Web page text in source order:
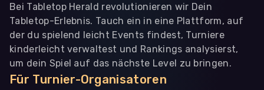
Bei Tabletop Herald revolutionieren wir Dein
Tabletop-Erlebnis. Tauch ein in eine Plattform, auf
der du spielend leicht Events findest, Turniere
kinderleicht verwaltest und Rankings analysierst,
um dein Spiel auf das nächste Level zu bringen.
Für Turnier-Organisatoren